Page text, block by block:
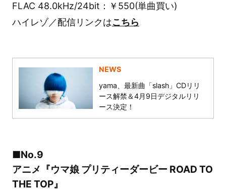
FLAC 48.0kHz/24bit：￥550(単曲買い)
ハイレゾ／配信リンクはこちら
NEWS
yama、最新曲「slash」CDリリ
ース解禁＆4月9日デジタルリリ
ース決定！
■No.9
アニメ『ウマ娘 プリティーダービー ROAD TO
THE TOP』